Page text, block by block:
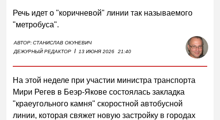
Речь идет о "коричневой" линии так называемого
"метробуса".
АВТОР:СТАНИСЛАВ ОКУНЕВИЧ
ДЕЖУРНЫЙ РЕДАКТОР I 13 ИЮНЯ 2026 21:40
На этой неделе при участии министра транспорта
Мири Регев в Беэр-Якове состоялась закладка
"краеугольного камня" скоростной автобусной
линии, которая свяжет новую застройку в городах